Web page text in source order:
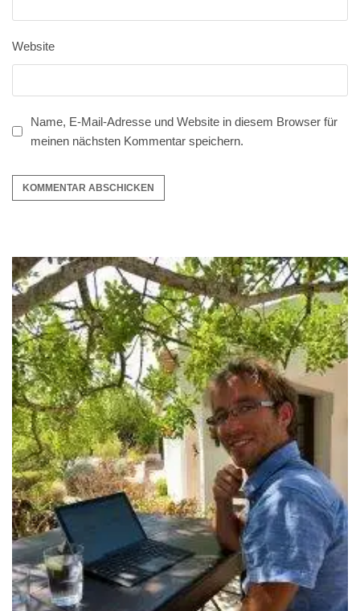
Website
Name, E-Mail-Adresse und Website in diesem Browser für
meinen nächsten Kommentar speichern.